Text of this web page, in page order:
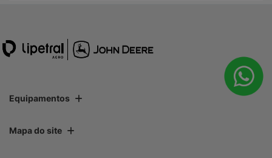
Equipamentos
Mapa do site